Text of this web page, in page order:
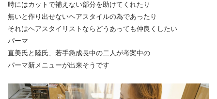
時にはカットで補えない部分を助けてくれたり
無いと作り出せないヘアスタイルの為であったり
それはヘアスタイリストならどうあっても仲良くしたい
パーマ
直美氏と陸氏、若手急成長中の二人が考案中の
パーマ新メニューが出来そうです